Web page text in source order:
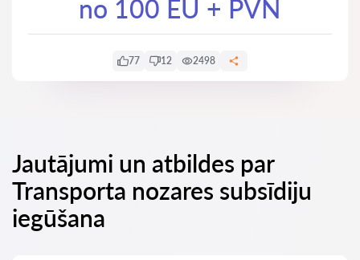
no 100 EU + PVN
77 12 2498
Jautājumi un atbildes par
Transporta nozares subsīdiju
iegūšana